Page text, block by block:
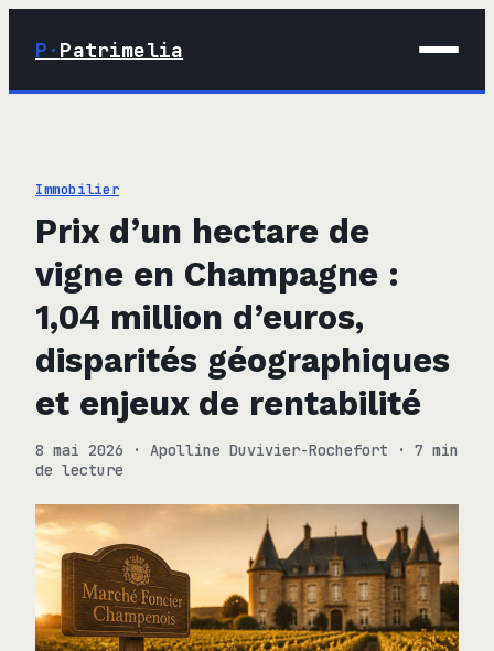
P· Patrimelia
03 · Immobilier
04 · Finance
Immobilier
Prix d’un hectare de
vigne en Champagne :
1,04 million d’euros,
disparités géographiques
et enjeux de rentabilité
8 mai 2026 · Apolline Duvivier-Rochefort ·
7 min
de lecture